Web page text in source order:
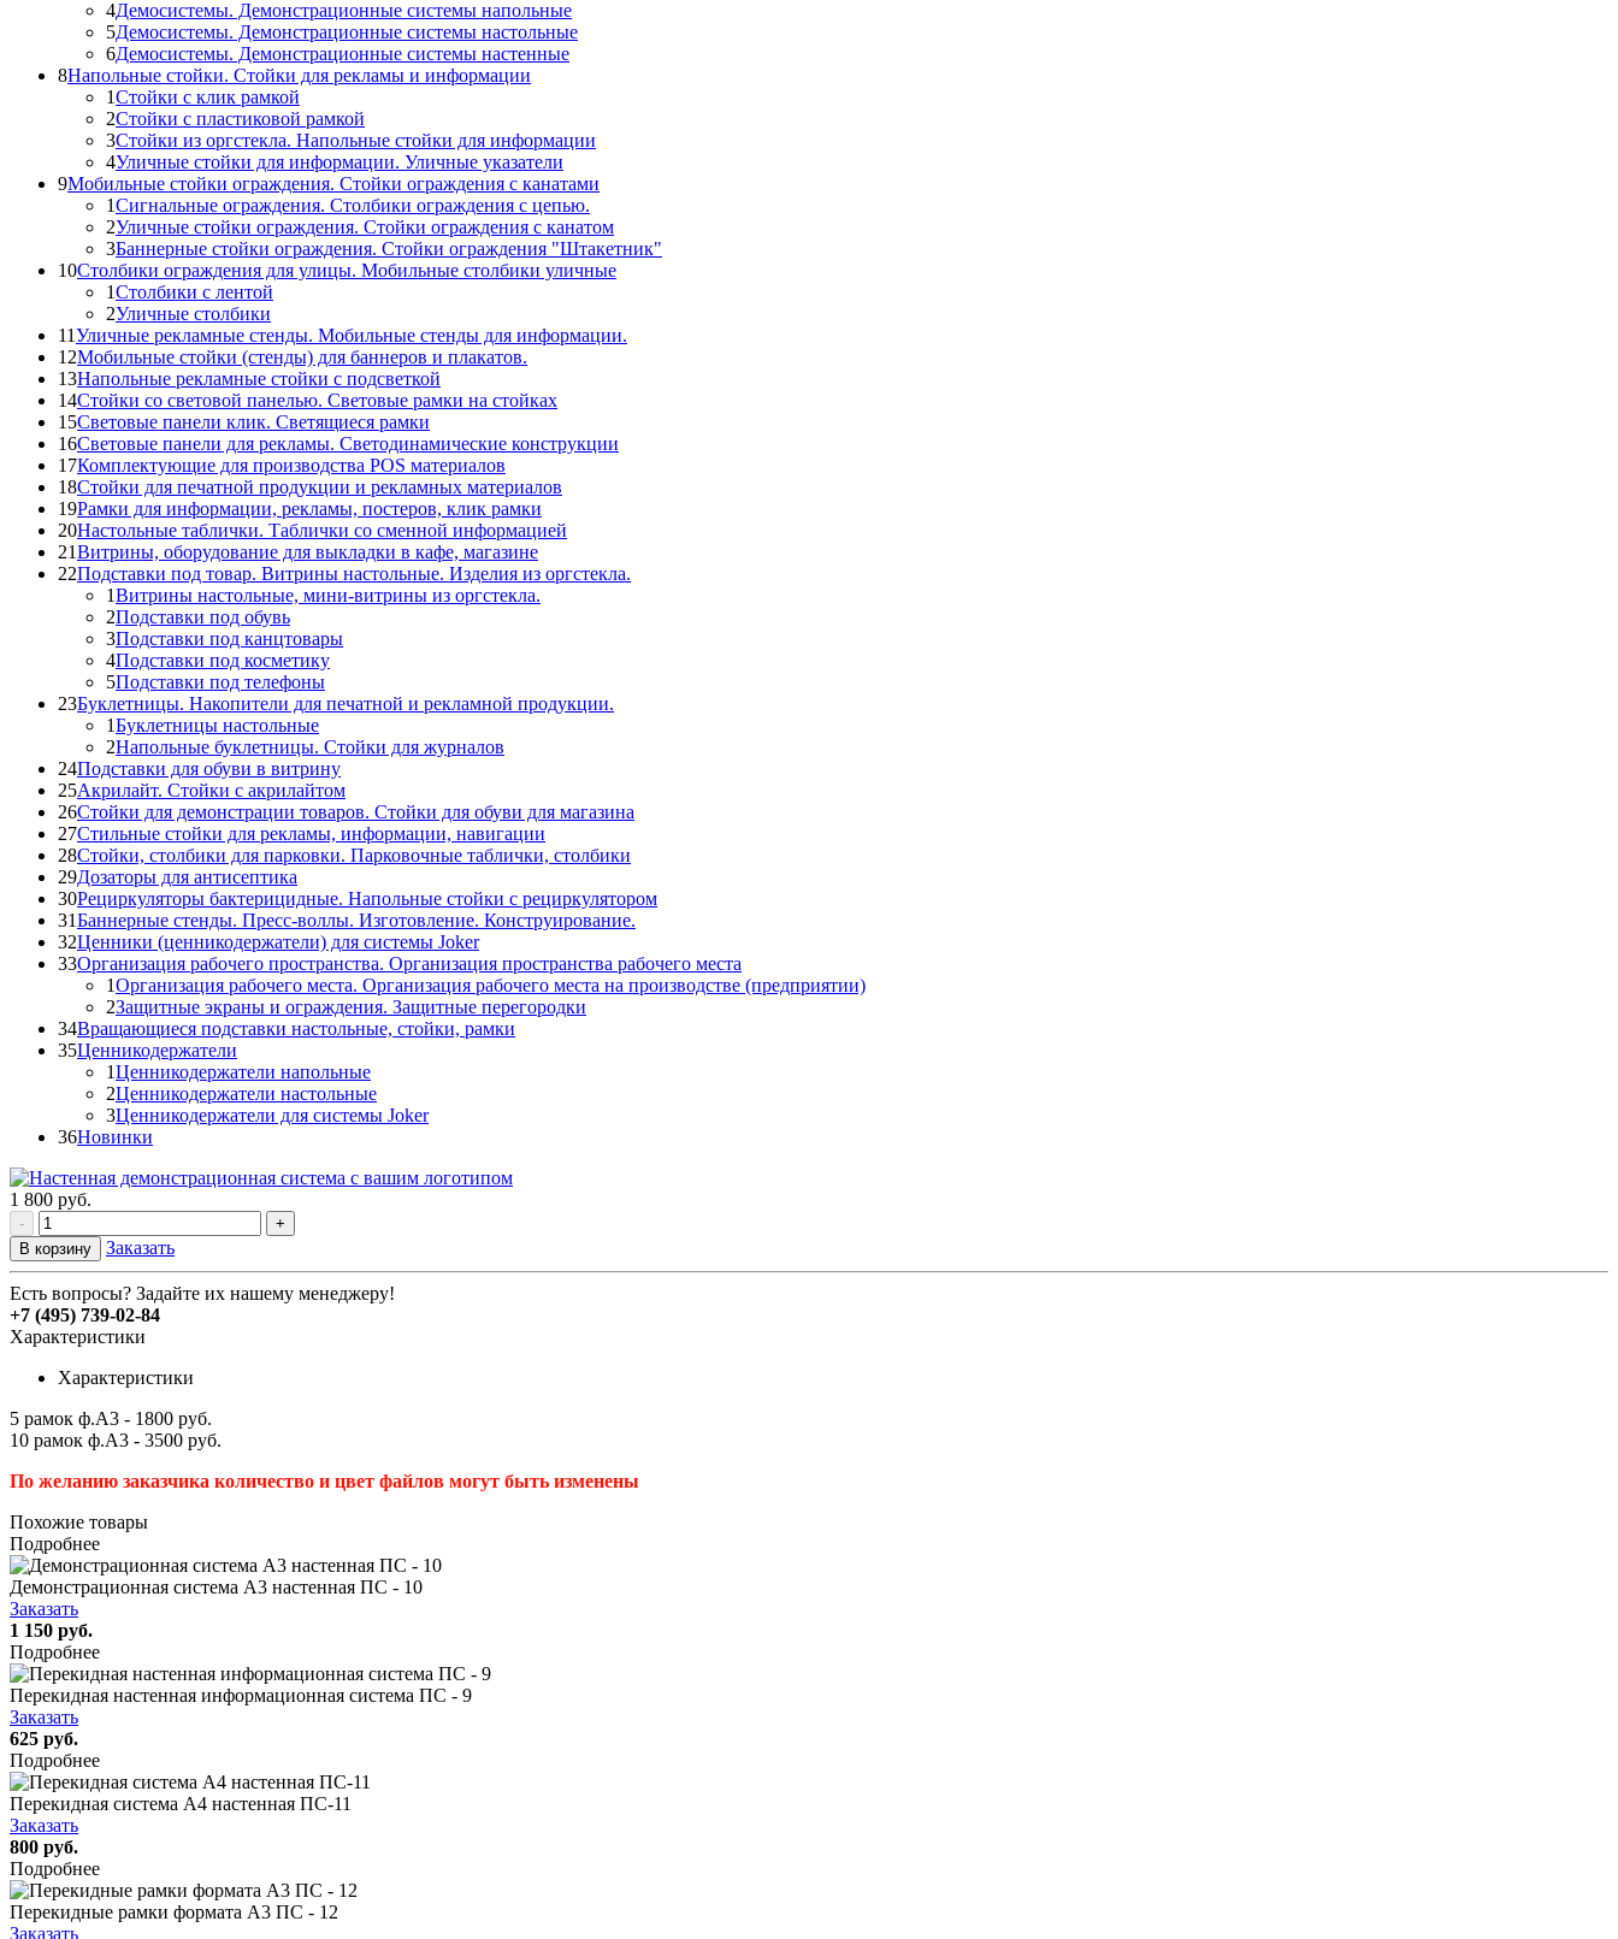
4Демосистемы. Демонстрационные системы напольные
5Демосистемы. Демонстрационные системы настольные
6Демосистемы. Демонстрационные системы настенные
8Напольные стойки. Стойки для рекламы и информации
1Стойки с клик рамкой
2Стойки с пластиковой рамкой
3Стойки из оргстекла. Напольные стойки для информации
4Уличные стойки для информации. Уличные указатели
9Мобильные стойки ограждения. Стойки ограждения с канатами
1Сигнальные ограждения. Столбики ограждения с цепью.
2Уличные стойки ограждения. Стойки ограждения с канатом
3Баннерные стойки ограждения. Стойки ограждения "Штакетник"
10Столбики ограждения для улицы. Мобильные столбики уличные
1Столбики с лентой
2Уличные столбики
11Уличные рекламные стенды. Мобильные стенды для информации.
12Мобильные стойки (стенды) для баннеров и плакатов.
13Напольные рекламные стойки с подсветкой
14Стойки со световой панелью. Световые рамки на стойках
15Световые панели клик. Светящиеся рамки
16Световые панели для рекламы. Светодинамические конструкции
17Комплектующие для производства POS материалов
18Стойки для печатной продукции и рекламных материалов
19Рамки для информации, рекламы, постеров, клик рамки
20Настольные таблички. Таблички со сменной информацией
21Витрины, оборудование для выкладки в кафе, магазине
22Подставки под товар. Витрины настольные. Изделия из оргстекла.
1Витрины настольные, мини-витрины из оргстекла.
2Подставки под обувь
3Подставки под канцтовары
4Подставки под косметику
5Подставки под телефоны
23Буклетницы. Накопители для печатной и рекламной продукции.
1Буклетницы настольные
2Напольные буклетницы. Стойки для журналов
24Подставки для обуви в витрину
25Акрилайт. Стойки с акрилайтом
26Стойки для демонстрации товаров. Стойки для обуви для магазина
27Стильные стойки для рекламы, информации, навигации
28Стойки, столбики для парковки. Парковочные таблички, столбики
29Дозаторы для антисептика
30Рециркуляторы бактерицидные. Напольные стойки с рециркулятором
31Баннерные стенды. Пресс-воллы. Изготовление. Конструирование.
32Ценники (ценникодержатели) для системы Joker
33Организация рабочего пространства. Организация пространства рабочего места
1Организация рабочего места. Организация рабочего места на производстве (предприятии)
2Защитные экраны и ограждения. Защитные перегородки
34Вращающиеся подставки настольные, стойки, рамки
35Ценникодержатели
1Ценникодержатели напольные
2Ценникодержатели настольные
3Ценникодержатели для системы Joker
36Новинки
1 800 руб.
-
+
В корзину
Заказать
Есть вопросы? Задайте их нашему менеджеру!
+7 (495) 739-02-84
Характеристики
Характеристики
5 рамок ф.А3 - 1800 руб.
10 рамок ф.А3 - 3500 руб.
По желанию заказчика количество и цвет файлов могут быть изменены
Похожие товары
Подробнее
Демонстрационная система А3 настенная ПС - 10
Заказать
1 150 руб.
Подробнее
Перекидная настенная информационная система ПС - 9
Заказать
625 руб.
Подробнее
Перекидная система А4 настенная ПС-11
Заказать
800 руб.
Подробнее
Перекидные рамки формата А3 ПС - 12
Заказать